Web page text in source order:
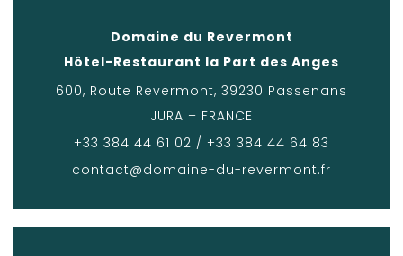
Domaine du Revermont
Hôtel-Restaurant la Part des Anges
600, Route Revermont, 39230 Passenans
JURA – FRANCE
+33 384 44 61 02 / +33 384 44 64 83
contact@domaine-du-revermont.fr